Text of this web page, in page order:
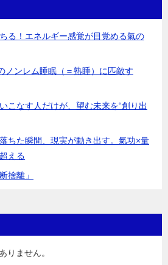
る！エネルギー感覚が目覚める氣の
ノンレム睡眠（＝熟睡）に匹敵す
こなす人だけが、望む未来を“創り出
ちた瞬間、現実が動き出す。氣功×量
える
捨離」
りません。